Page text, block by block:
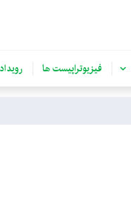
فیزیوتراپیست ها